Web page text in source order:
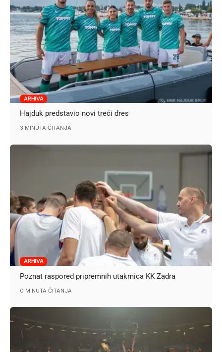
ARHIVA
Hajduk predstavio novi treći dres
3 MINUTA ČITANJA
ARHIVA
Poznat raspored pripremnih utakmica KK Zadra
0 MINUTA ČITANJA